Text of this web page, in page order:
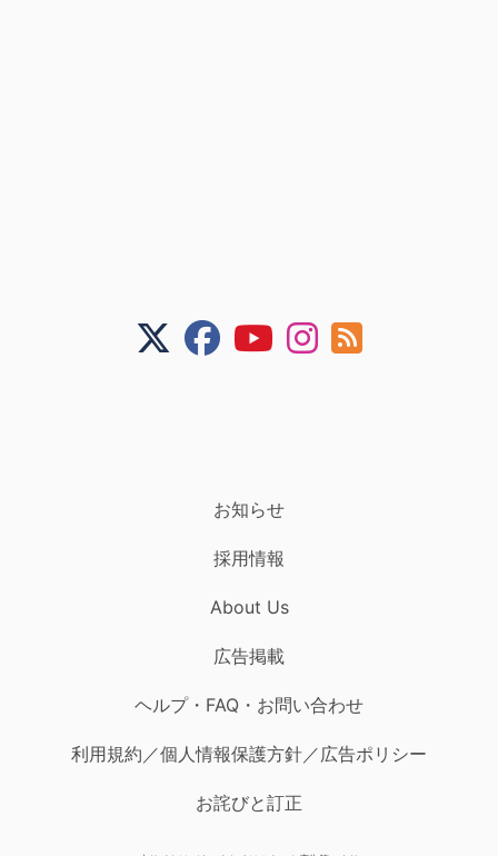
お知らせ
採用情報
About Us
広告掲載
ヘルプ・FAQ・お問い合わせ
利用規約／個人情報保護方針／広告ポリシー
お詫びと訂正